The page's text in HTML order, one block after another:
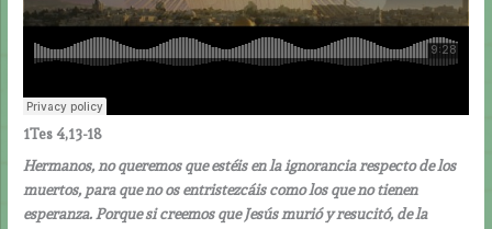
1Tes 4,13-18
Hermanos, no queremos que estéis en la ignorancia respecto de los
muertos, para que no os entristezcáis como los que no tienen
esperanza. Porque si creemos que Jesús murió y resucitó, de la